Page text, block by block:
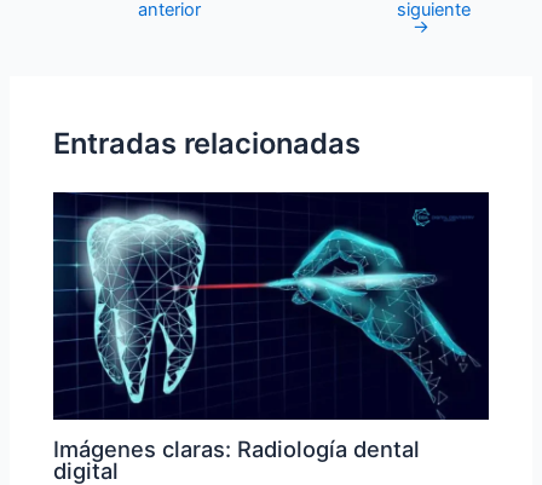
anterior siguiente
→
Entradas relacionadas
Imágenes claras: Radiología dental
digital